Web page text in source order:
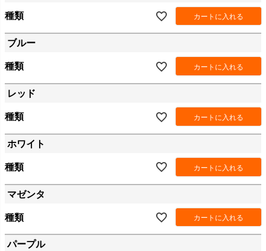
種類 カートに入れる
ブルー
種類 カートに入れる
レッド
種類 カートに入れる
ホワイト
種類 カートに入れる
マゼンタ
種類 カートに入れる
パープル